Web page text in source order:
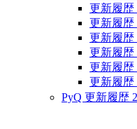
更新履
更新履
更新履
更新履
更新履
更新履
PyQ 更新履歴